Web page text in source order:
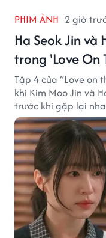
PHIM ẢNH 2 giờ
Ha Seok Jin và
trong 'Love On
Tập 4 của “Love on
khi Kim Moo Jin và
trước khi gặp lại